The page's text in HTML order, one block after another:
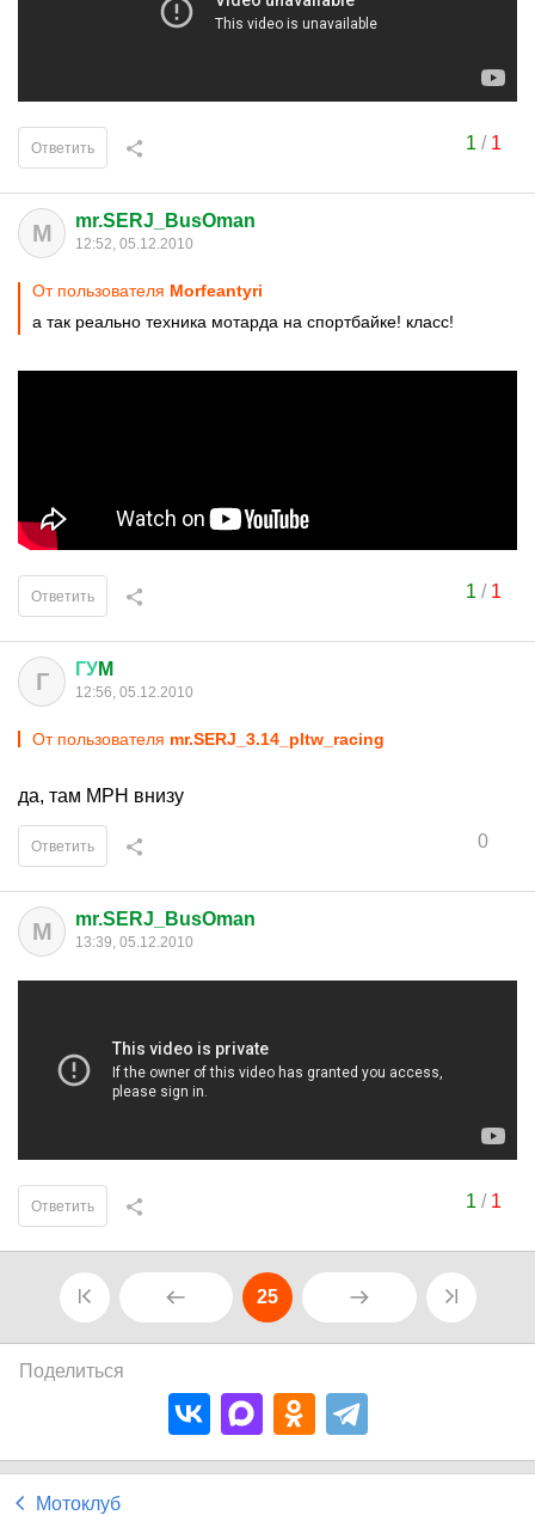
1 / 1
Ответить
M mr.SERJ_BusOman
12:52, 05.12.2010
От пользователя Morfeantyri
а так реально техника мотарда на спортбайке! класс!
1 / 1
Ответить
Г ГУM
12:56, 05.12.2010
От пользователя mr.SERJ_3.14_pltw_racing
да, там MPH внизу
0
Ответить
M mr.SERJ_BusOman
13:39, 05.12.2010
1 / 1
Ответить
25
Поделиться
Мотоклуб